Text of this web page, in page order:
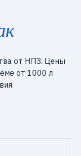
от НПЗ. Цены
от 1000 л